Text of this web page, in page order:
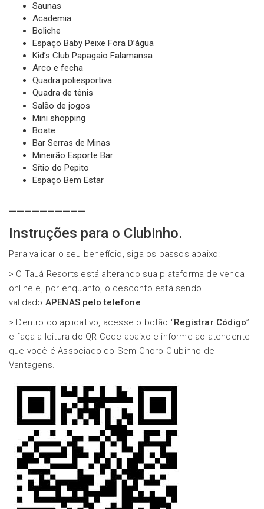
Saunas
Academia
Boliche
Espaço Baby Peixe Fora D’água
Kid’s Club Papagaio Falamansa
Arco e fecha
Quadra poliesportiva
Quadra de tênis
Salão de jogos
Mini shopping
Boate
Bar Serras de Minas
Mineirão Esporte Bar
Sítio do Pepito
Espaço Bem Estar
__________
Instruções para o Clubinho.
Para validar o seu benefício, siga os passos abaixo:
> O Tauá Resorts está alterando sua plataforma de venda
online e, por enquanto, o desconto está sendo
validado APENAS pelo telefone.
> Dentro do aplicativo, acesse o botão “Registrar Código”
e faça a leitura do QR Code abaixo e informe ao atendente
que você é Associado do Sem Choro Clubinho de
Vantagens.